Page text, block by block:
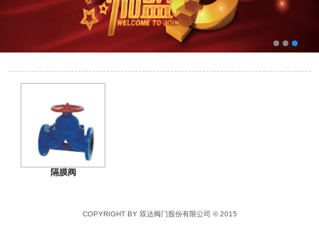
隔膜阀
COPYRIGHT BY 双达阀门股份有限公司 © 2015